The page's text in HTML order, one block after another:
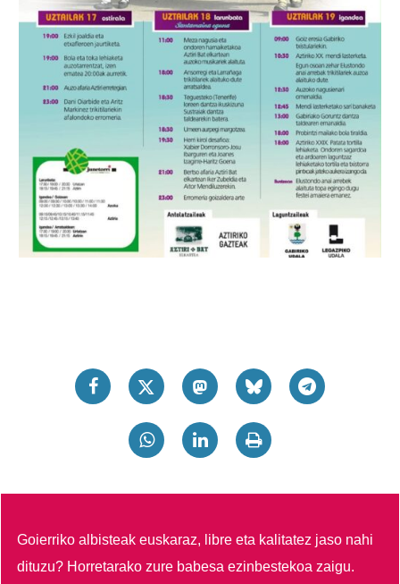
Goierriko albisteak euskaraz, libre eta kalitatez jaso nahi
dituzu? Horretarako zure babesa ezinbestekoa zaigu.